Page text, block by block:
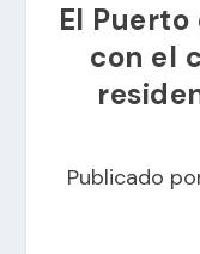
El
con el
Publicado